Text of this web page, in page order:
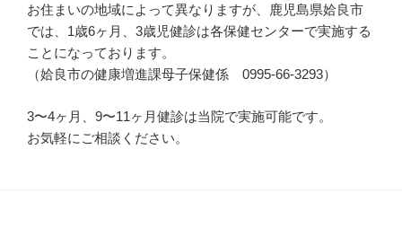
お住まいの地域によって異なりますが、鹿児島県姶良市
では、1歳6ヶ月、3歳児健診は各保健センターで実施する
ことになっております。
（姶良市の健康増進課母子保健係 0995-66-3293）
3〜4ヶ月、9〜11ヶ月健診は当院で実施可能です。
お気軽にご相談ください。